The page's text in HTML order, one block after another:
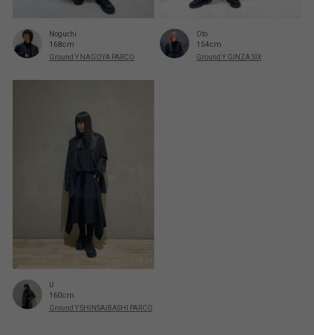
Noguchi
168cm
Ground Y NAGOYA PARCO
Oto
154cm
Ground Y GINZA SIX
160cm
Ground Y SHINSAIBASHI PARCO